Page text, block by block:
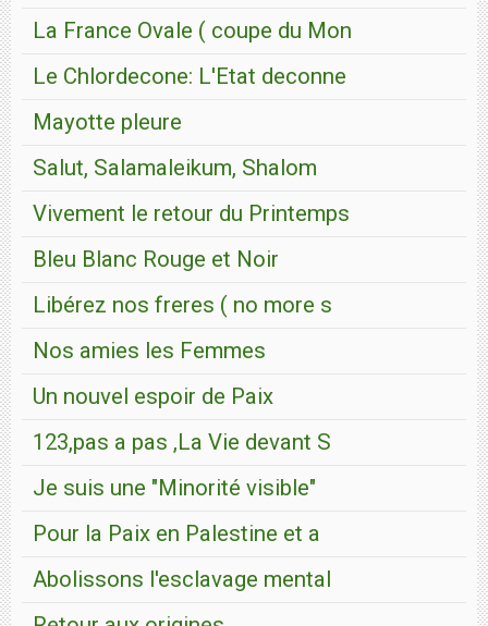
La France Ovale ( coupe du Mon
Le Chlordecone: L'Etat deconne
Mayotte pleure
Salut, Salamaleikum, Shalom
Vivement le retour du Printemps
Bleu Blanc Rouge et Noir
Libérez nos freres ( no more s
Nos amies les Femmes
Un nouvel espoir de Paix
123,pas a pas ,La Vie devant S
Je suis une "Minorité visible"
Pour la Paix en Palestine et a
Abolissons l'esclavage mental